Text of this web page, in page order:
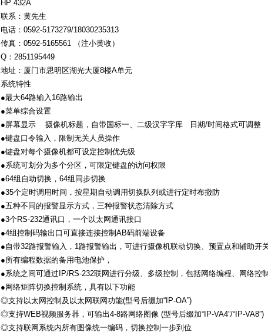
HP 432A
联系：黄先生
电话：0592-5173279/18030235313
传真：0592-5165561 （注小黄收）
Q：2851195449
地址：厦门市思明区湖光大厦8楼A单元
系统特性
●最大64路输入16路输出
●菜单综合设置
●屏幕显示 摄像机标题，自带国标一、二级汉字字库 日期/时间格式可调整
●键盘口令输入，限制无关人员操作
●键盘对每个摄像机都可设定控制优先级
●系统可划分为多个分区，可限定键盘的访问权限
●64组自动切换，64组同步切换
●35个定时调用时间，按星期自动调用切换队列或进行定时布撤防
●五种不同的报警显示方式，三种报警状态清除方式
●3个RS-232通讯口，一个以太网通讯接口
●4组控制码输出口可直接连接控制AB码前端设备
●自带32路报警输入，1路报警输出，可进行摄像机联动切换、预置点和辅助开
●所有编程数据的备用电池保护，
●系统之间可通过IP/RS-232联网进行分级、多级控制，包括网络编程、网络控
●网络矩阵切换控制系统，具有以下功能
◎支持以太网控制及以太网联网功能(型号后缀加“IP-OA”)
◎支持WEB视频服务器，可输出4-8路网络图像 (型号后缀加“IP-VA4”/“IP-VA8”)
◎支持联网系统内所有图像统一编码，切换控制一步到位